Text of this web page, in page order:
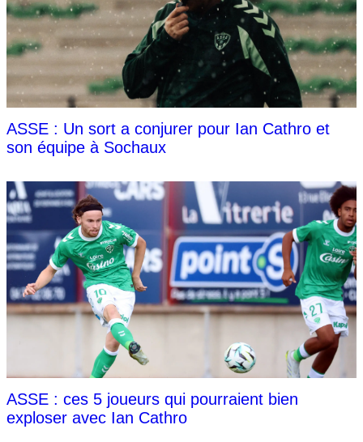
ASSE : Un sort a conjurer pour Ian Cathro et
son équipe à Sochaux
ASSE : ces 5 joueurs qui pourraient bien
exploser avec Ian Cathro